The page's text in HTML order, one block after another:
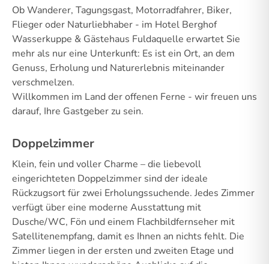
Ob Wanderer, Tagungsgast, Motorradfahrer, Biker,
Flieger oder Naturliebhaber - im Hotel Berghof
Wasserkuppe & Gästehaus Fuldaquelle erwartet Sie
mehr als nur eine Unterkunft: Es ist ein Ort, an dem
Genuss, Erholung und Naturerlebnis miteinander
verschmelzen.
Willkommen im Land der offenen Ferne - wir freuen uns
darauf, Ihre Gastgeber zu sein.
Doppelzimmer
Klein, fein und voller Charme – die liebevoll
eingerichteten Doppelzimmer sind der ideale
Rückzugsort für zwei Erholungssuchende. Jedes Zimmer
verfügt über eine moderne Ausstattung mit
Dusche/WC, Fön und einem Flachbildfernseher mit
Satellitenempfang, damit es Ihnen an nichts fehlt. Die
Zimmer liegen in der ersten und zweiten Etage und